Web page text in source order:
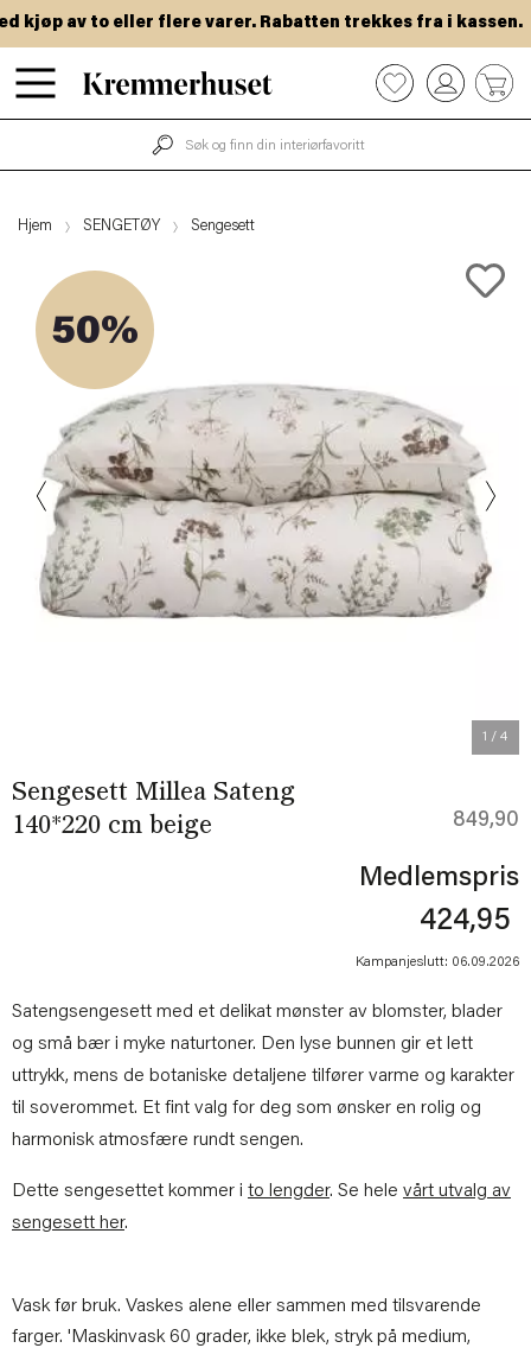
Hopp
til
kjøp av to eller flere varer. Rabatten trekkes fra i kassen.
0
Hjem SENGETØY Sengesett
50%
1 / 4
Previous Next
Sengesett Millea Sateng
140*220 cm beige
849,90
Medlemspris
424,95
Kampanjeslutt: 06.09.2026
Satengsengesett med et delikat mønster av blomster, blader
og små bær i myke naturtoner. Den lyse bunnen gir et lett
uttrykk, mens de botaniske detaljene tilfører varme og karakter
til soverommet. Et fint valg for deg som ønsker en rolig og
harmonisk atmosfære rundt sengen.
Dette sengesettet kommer i to lengder. Se hele vårt utvalg av
sengesett her.
Vask før bruk. Vaskes alene eller sammen med tilsvarende
farger. 'Maskinvask 60 grader, ikke blek, stryk på medium,